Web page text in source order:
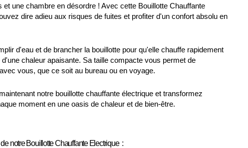
et une chambre en désordre ! Avec cette Bouillotte Chauffante
dire adieu aux risques de fuites et profiter d'un confort absolu en
d'eau et de brancher la bouillotte pour qu'elle chauffe rapidement
chaleur apaisante. Sa taille compacte vous permet de
vous, que ce soit au bureau ou en voyage.
notre bouillotte chauffante électrique et transformez
moment en une oasis de chaleur et de bien-être.
notre Bouillotte Chauffante Electrique :